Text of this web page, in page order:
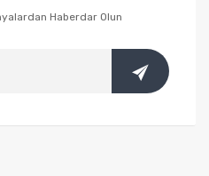
Haberdar Olun